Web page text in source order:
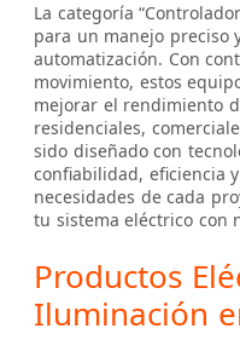
La categoría
para un manejo preciso
automatización. Con
movimiento, estos
mejorar el rendimiento
residenciales,
sido diseñado con
confiabilidad, eficiencia
necesidades de cada
tu sistema eléctrico con
Productos
Iluminación